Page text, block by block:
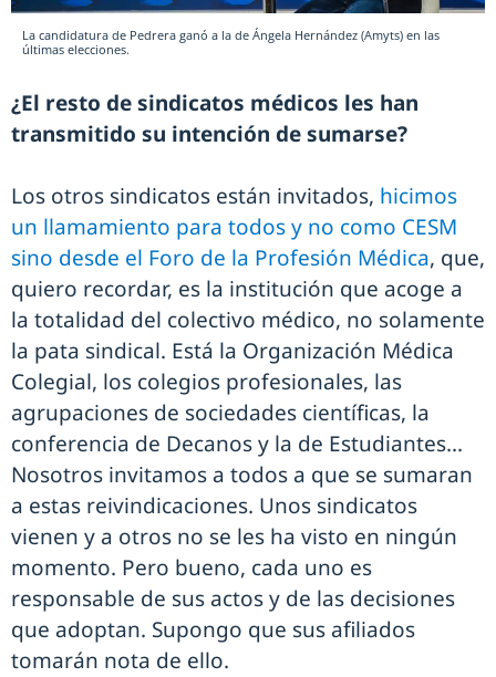
La candidatura de Pedrera ganó a la de Ángela Hernández (Amyts) en las
últimas elecciones.
¿El resto de sindicatos médicos les han
transmitido su intención de sumarse?
Los otros sindicatos están invitados, hicimos
un llamamiento para todos y no como CESM
sino desde el Foro de la Profesión Médica, que,
quiero recordar, es la institución que acoge a
la totalidad del colectivo médico, no solamente
la pata sindical. Está la Organización Médica
Colegial, los colegios profesionales, las
agrupaciones de sociedades científicas, la
conferencia de Decanos y la de Estudiantes...
Nosotros invitamos a todos a que se sumaran
a estas reivindicaciones. Unos sindicatos
vienen y a otros no se les ha visto en ningún
momento. Pero bueno, cada uno es
responsable de sus actos y de las decisiones
que adoptan. Supongo que sus afiliados
tomarán nota de ello.